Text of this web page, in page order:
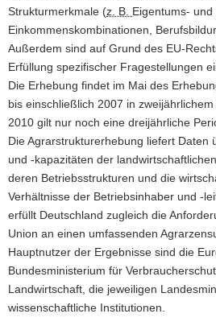
Strukturmerkmale (z. B. Eigentums- und
Einkommenskombinationen,
Außerdem sind auf Grund des EU-
Erfüllung spezifischer Fragestellungen
Die Erhebung findet im Mai des
bis einschließlich 2007 in
2010 gilt nur noch eine dreijährliche
Die Agrarstrukturerhebung liefert Daten
und -kapazitäten der
deren Betriebsstrukturen und die
Verhältnisse der Betriebsinhaber und -
erfüllt Deutschland zugleich die
Union an einen umfassenden
Hauptnutzer der Ergebnisse sind die
Bundesministerium für
Landwirtschaft, die jeweiligen
wissenschaftliche Institutionen.